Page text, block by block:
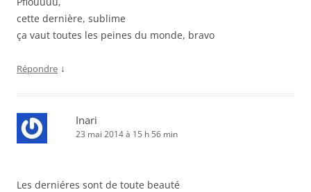
cette dernière, sublime
ça vaut toutes les peines du monde, bravo
Répondre ↓
Inari
23 mai 2014 à 15 h 56 min
Les derniéres sont de toute beauté